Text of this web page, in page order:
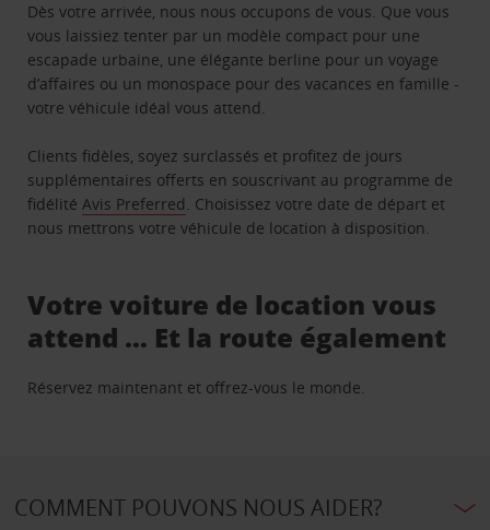
Dès votre arrivée, nous nous occupons de vous. Que vous
vous laissiez tenter par un modèle compact pour une
escapade urbaine, une élégante berline pour un voyage
d’affaires ou un monospace pour des vacances en famille -
votre véhicule idéal vous attend.
Clients fidèles, soyez surclassés et profitez de jours
supplémentaires offerts en souscrivant au programme de
fidélitéAvis Preferred. Choisissez votre date de départ et
nous mettrons votre véhicule de location à disposition.
Votre voiture de location vous
attend … Et la route également
Réservez maintenant et offrez-vous le monde.
COMMENT POUVONS NOUS AIDER?